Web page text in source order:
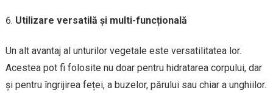
Utilizare versatilă și multi-funcțională
Un alt avantaj al unturilor vegetale este versatilitatea lor.
Acestea pot fi folosite nu doar pentru hidratarea corpului, dar
și pentru îngrijirea feței, a buzelor, părului sau chiar a unghiilor.